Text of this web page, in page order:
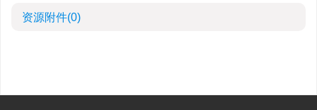
资源附件(0)